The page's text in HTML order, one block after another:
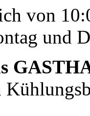
dem Blick für
von
und